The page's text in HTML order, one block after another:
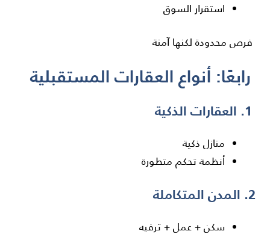
استقرار السوق
فرص محدودة لكنها آمنة
رابعًا: أنواع العقارات المستقبلية
منازل ذكية
أنظمة تحكم متطورة
2. المدن المتكاملة
سكن + عمل + ترفيه